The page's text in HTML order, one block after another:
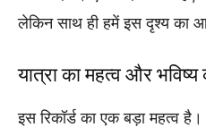
लेकिन साथ ही हमें इस दृश्य का
यात्रा का महत्व और भविष्य
इस रिकॉर्ड का एक बड़ा महत्व